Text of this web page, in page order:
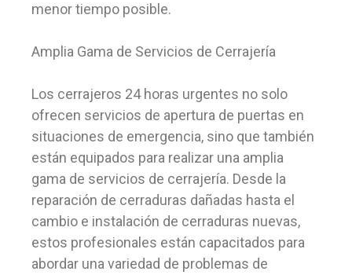
menor tiempo posible.
Amplia Gama de Servicios de Cerrajería
Los cerrajeros 24 horas urgentes no solo
ofrecen servicios de apertura de puertas en
situaciones de emergencia, sino que también
están equipados para realizar una amplia
gama de servicios de cerrajería. Desde la
reparación de cerraduras dañadas hasta el
cambio e instalación de cerraduras nuevas,
estos profesionales están capacitados para
abordar una variedad de problemas de